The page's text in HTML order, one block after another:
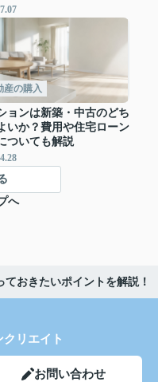
産の購入
ョンは新築・中古のどち
いか？費用や住宅ローン
ついても解説
へ
おきたいポイントを解説！
リエイト
お問い合わせ